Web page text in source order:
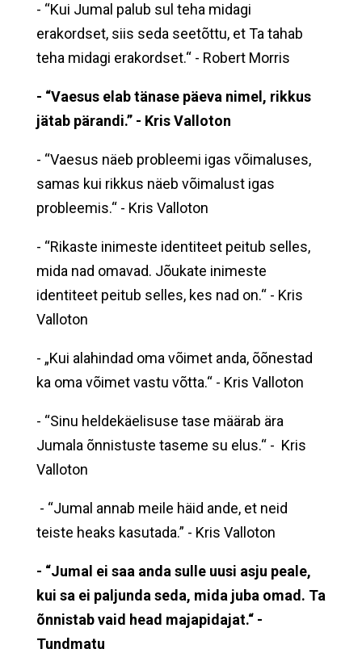
- “Kui Jumal palub sul teha midagi
erakordset, siis seda seetõttu, et Ta tahab
teha midagi erakordset.“ - Robert Morris
- “Vaesus elab tänase päeva nimel, rikkus
jätab pärandi.” - Kris Valloton
- “Vaesus näeb probleemi igas võimaluses,
samas kui rikkus näeb võimalust igas
probleemis.“ - Kris Valloton
- “Rikaste inimeste identiteet peitub selles,
mida nad omavad. Jõukate inimeste
identiteet peitub selles, kes nad on.“ - Kris
Valloton
- „Kui alahindad oma võimet anda, õõnestad
ka oma võimet vastu võtta.“ - Kris Valloton
- “Sinu heldekäelisuse tase määrab ära
Jumala õnnistuste taseme su elus.“ - Kris
Valloton
- “Jumal annab meile häid ande, et neid
teiste heaks kasutada.” - Kris Valloton
- “Jumal ei saa anda sulle uusi asju peale,
kui sa ei paljunda seda, mida juba omad. Ta
õnnistab vaid head majapidajat.“ -
Tundmatu